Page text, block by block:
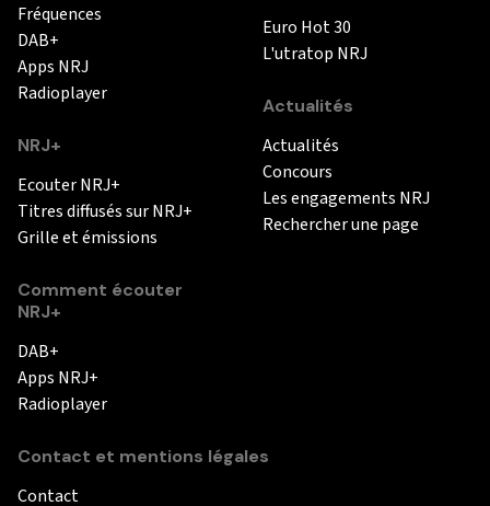
Fréquences
DAB+
Apps NRJ
Radioplayer
NRJ+
Ecouter NRJ+
Titres diffusés sur NRJ+
Grille et émissions
Comment écouter
NRJ+
DAB+
Apps NRJ+
Radioplayer
Euro Hot 30
L'utratop NRJ
Actualités
Actualités
Concours
Les engagements NRJ
Rechercher une page
Contact et mentions légales
Contact